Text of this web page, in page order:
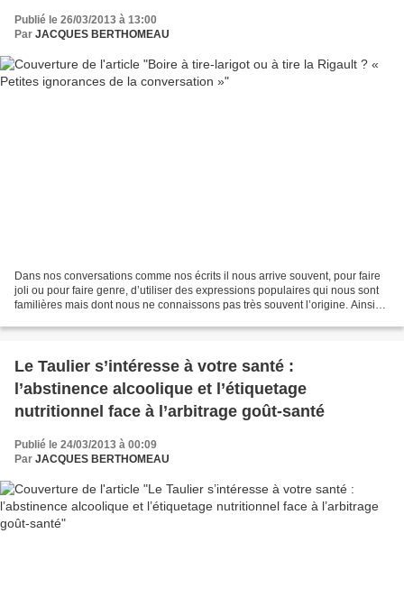
Publié le 26/03/2013 à 13:00
Par JACQUES BERTHOMEAU
Dans nos conversations comme nos écrits il nous arrive souvent, pour faire
joli ou pour faire genre, d’utiliser des expressions populaires qui nous sont
familières mais dont nous ne connaissons pas très souvent l’origine. Ainsi
Le Taulier s’intéresse à votre santé :
l’abstinence alcoolique et l’étiquetage
nutritionnel face à l’arbitrage goût-santé
Publié le 24/03/2013 à 00:09
Par JACQUES BERTHOMEAU